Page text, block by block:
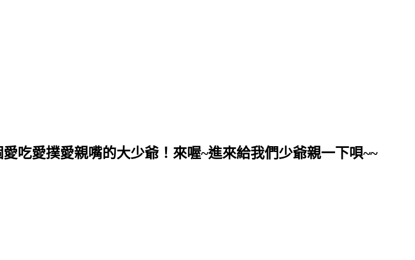
吃愛撲愛親嘴的大少爺！來喔~進來給我們少爺親一下唄~~